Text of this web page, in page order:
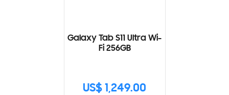
Galaxy Tab S11 Ultra Wi-
Fi 256GB
US$ 1,249.00